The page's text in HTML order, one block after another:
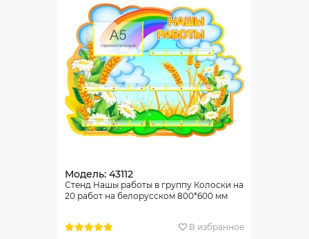
Модель: 43112
Стенд Нашы работы в группу Колоски на
20 работ на белорусском 800*600 мм
В избранное